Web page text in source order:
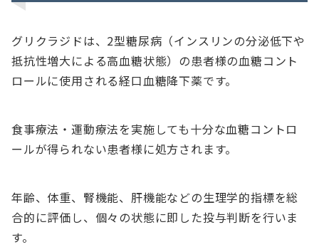
グリクラジドは、2型糖尿病（インスリンの分泌低下や
抵抗性増大による高血糖状態）の患者様の血糖コント
ロールに使用される経口血糖降下薬です。
食事療法・運動療法を実施しても十分な血糖コントロ
ールが得られない患者様に処方されます。
年齢、体重、腎機能、肝機能などの生理学的指標を総
合的に評価し、個々の状態に即した投与判断を行いま
す。